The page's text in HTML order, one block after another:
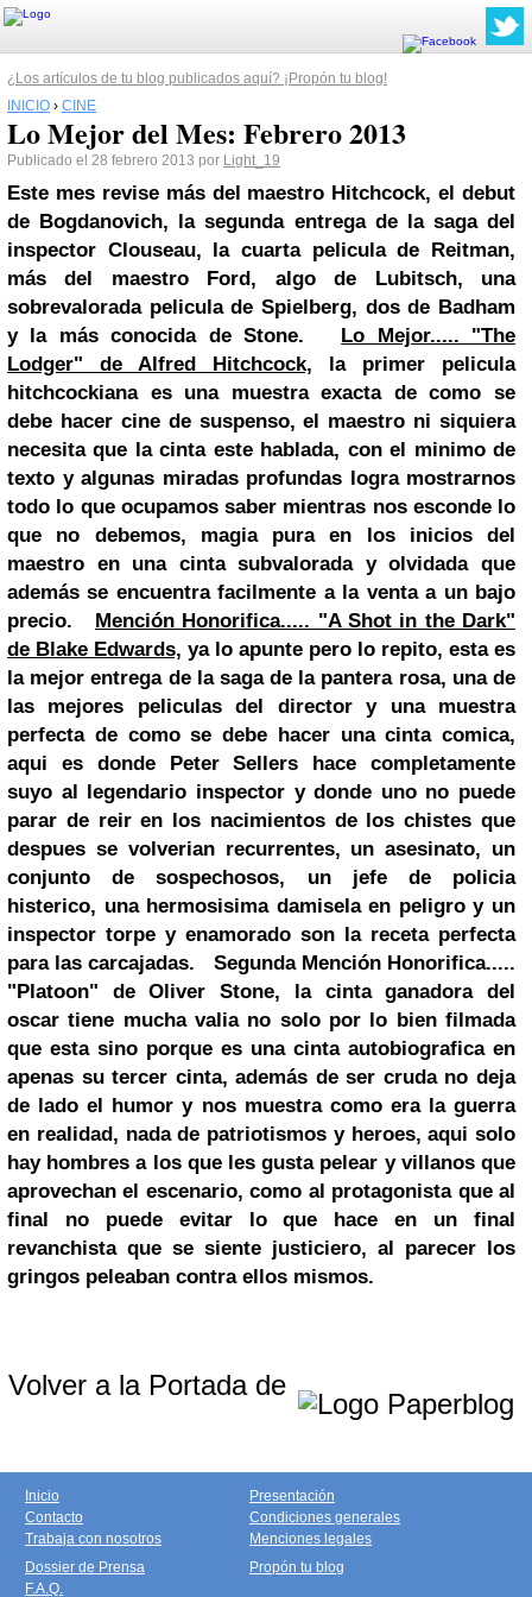
¿Los artículos de tu blog publicados aquí? ¡Propón tu blog!
INICIO › CINE
Lo Mejor del Mes: Febrero 2013
Publicado el 28 febrero 2013 por Light_19
Este mes revise más del maestro Hitchcock, el debut
de Bogdanovich, la segunda entrega de la saga del
inspector Clouseau, la cuarta pelicula de Reitman,
más del maestro Ford, algo de Lubitsch, una
sobrevalorada pelicula de Spielberg, dos de Badham
y la más conocida de Stone.
Lo Mejor..... "The
Lodger" de Alfred Hitchcock,
la primer pelicula
hitchcockiana es una muestra exacta de como se
debe hacer cine de suspenso, el maestro ni siquiera
necesita que la cinta este hablada, con el minimo de
texto y algunas miradas profundas logra mostrarnos
todo lo que ocupamos saber mientras nos esconde lo
que no debemos, magia pura en los inicios del
maestro en una cinta subvalorada y olvidada que
además se encuentra facilmente a la venta a un bajo
precio.
Mención Honorifica..... "A Shot in the Dark"
de Blake Edwards, ya lo apunte pero lo repito, esta es
la mejor entrega de la saga de la pantera rosa, una de
las mejores peliculas del director y una muestra
perfecta de como se debe hacer una cinta comica,
aqui es donde Peter Sellers hace completamente
suyo al legendario inspector y donde uno no puede
parar de reir en los nacimientos de los chistes que
despues se volverian recurrentes, un asesinato, un
conjunto de sospechosos, un jefe de policia
histerico, una hermosisima damisela en peligro y un
inspector torpe y enamorado son la receta perfecta
para las carcajadas.
Segunda Mención Honorifica.....
"Platoon" de Oliver Stone,
la cinta ganadora del
oscar tiene mucha valia no solo por lo bien filmada
que esta sino porque es una cinta autobiografica en
apenas su tercer cinta, además de ser cruda no deja
de lado el humor y nos muestra como era la guerra
en realidad, nada de patriotismos y heroes, aqui solo
hay hombres a los que les gusta pelear y villanos que
aprovechan el escenario, como al protagonista que al
final no puede evitar lo que hace en un final
revanchista que se siente justiciero, al parecer los
gringos peleaban contra ellos mismos.
Volver a la Portada de
Inicio
Contacto
Trabaja con nosotros
Presentación
Condiciones generales
Menciones legales
Dossier de Prensa
F.A.Q.
Propón tu blog